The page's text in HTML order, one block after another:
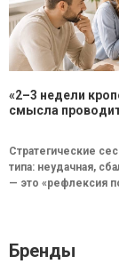
«2–3 недели
смысла
Стратегические
типа: неудачная,
— это «рефлексия
Бренды